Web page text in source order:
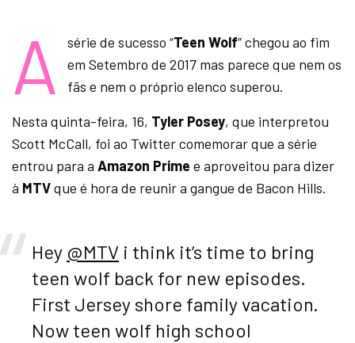
A série de sucesso “Teen Wolf” chegou ao fim
em Setembro de 2017 mas parece que nem os
fãs e nem o próprio elenco superou.
Nesta quinta-feira, 16, Tyler Posey, que interpretou
Scott McCall, foi ao Twitter comemorar que a série
entrou para aAmazon Prime e aproveitou para dizer
à MTVque é hora de reunir a gangue de Bacon Hills.
Hey @MTV i think it’s time to bring
teen wolf back for new episodes.
First Jersey shore family vacation.
Now teen wolf high school